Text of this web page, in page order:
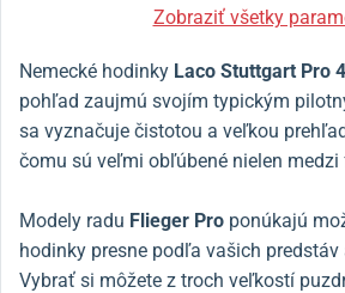
Zobraziť všetky
Nemecké hodinky Laco Stuttgart Pro
pohľad zaujmú svojím typickým
sa vyznačuje čistotou a veľkou
čomu sú veľmi obľúbené nielen
Modely radu Flieger Pro ponúkajú
hodinky presne podľa vašich predstáv
Vybrať si môžete z troch veľkostí